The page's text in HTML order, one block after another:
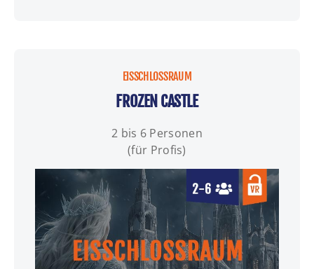
EISSCHLOSSRAUM
FROZEN CASTLE
2 bis 6 Personen
(für Profis)